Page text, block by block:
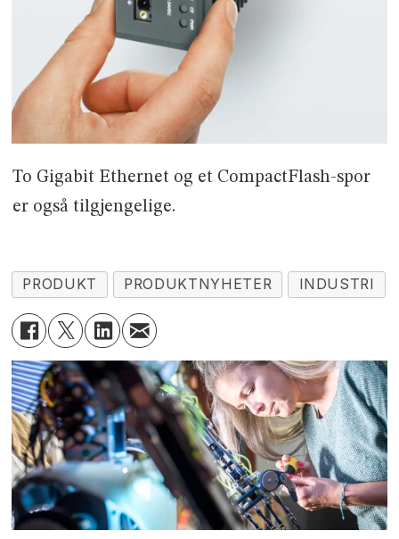
To Gigabit Ethernet og et CompactFlash-spor
er også tilgjengelige.
PRODUKT PRODUKTNYHETER INDUSTRI